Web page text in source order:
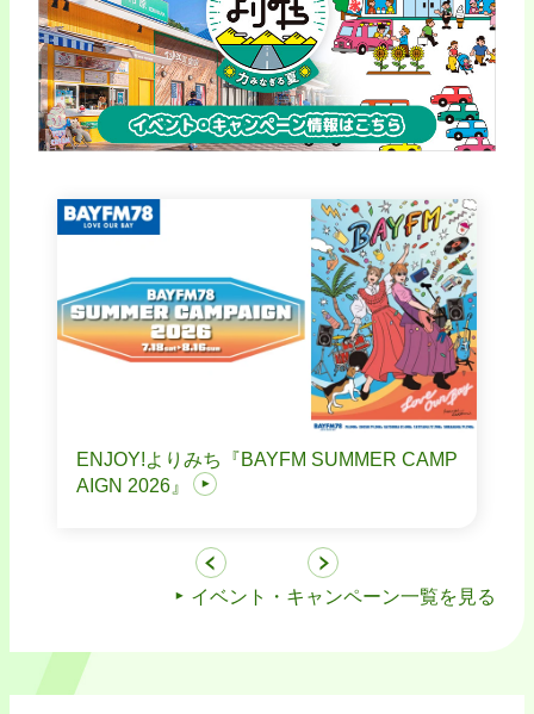
ENJOY!よりみち『BAYFM SUMMER CAMP
AIGN 2026』
イベント・キャンペーン一覧を見る